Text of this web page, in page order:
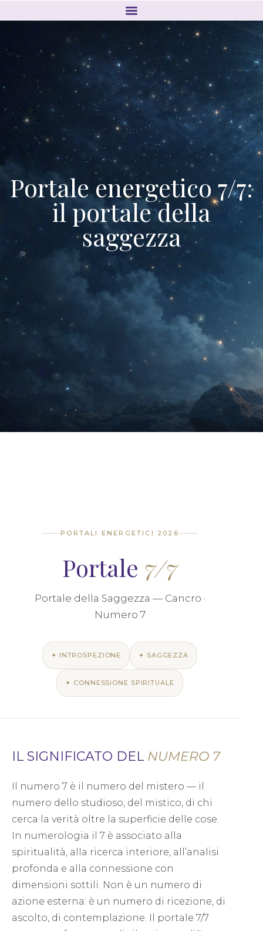
Portale energetico 7/7:
il portale della
saggezza
PORTALI ENERGETICI 2026
Portale 7/7
Portale della Saggezza — Cancro ·
Numero 7
✦ INTROSPEZIONE ✦ SAGGEZZA
✦ CONNESSIONE SPIRITUALE
IL SIGNIFICATO DEL NUMERO 7
Il numero 7 è il numero del mistero — il
numero dello studioso, del mistico, di chi
cerca la verità oltre la superficie delle cose.
In numerologia il 7 è associato alla
spiritualità, alla ricerca interiore, all’analisi
profonda e alla connessione con
dimensioni sottili. Non è un numero di
azione esterna: è un numero di ricezione, di
ascolto, di contemplazione. Il portale 7/7